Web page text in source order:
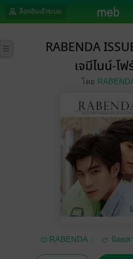
ล็อกอินเข้าระบบ
RABENDA
เจมีไนน์-โฟ
โดย
RABENDA
นิตยส